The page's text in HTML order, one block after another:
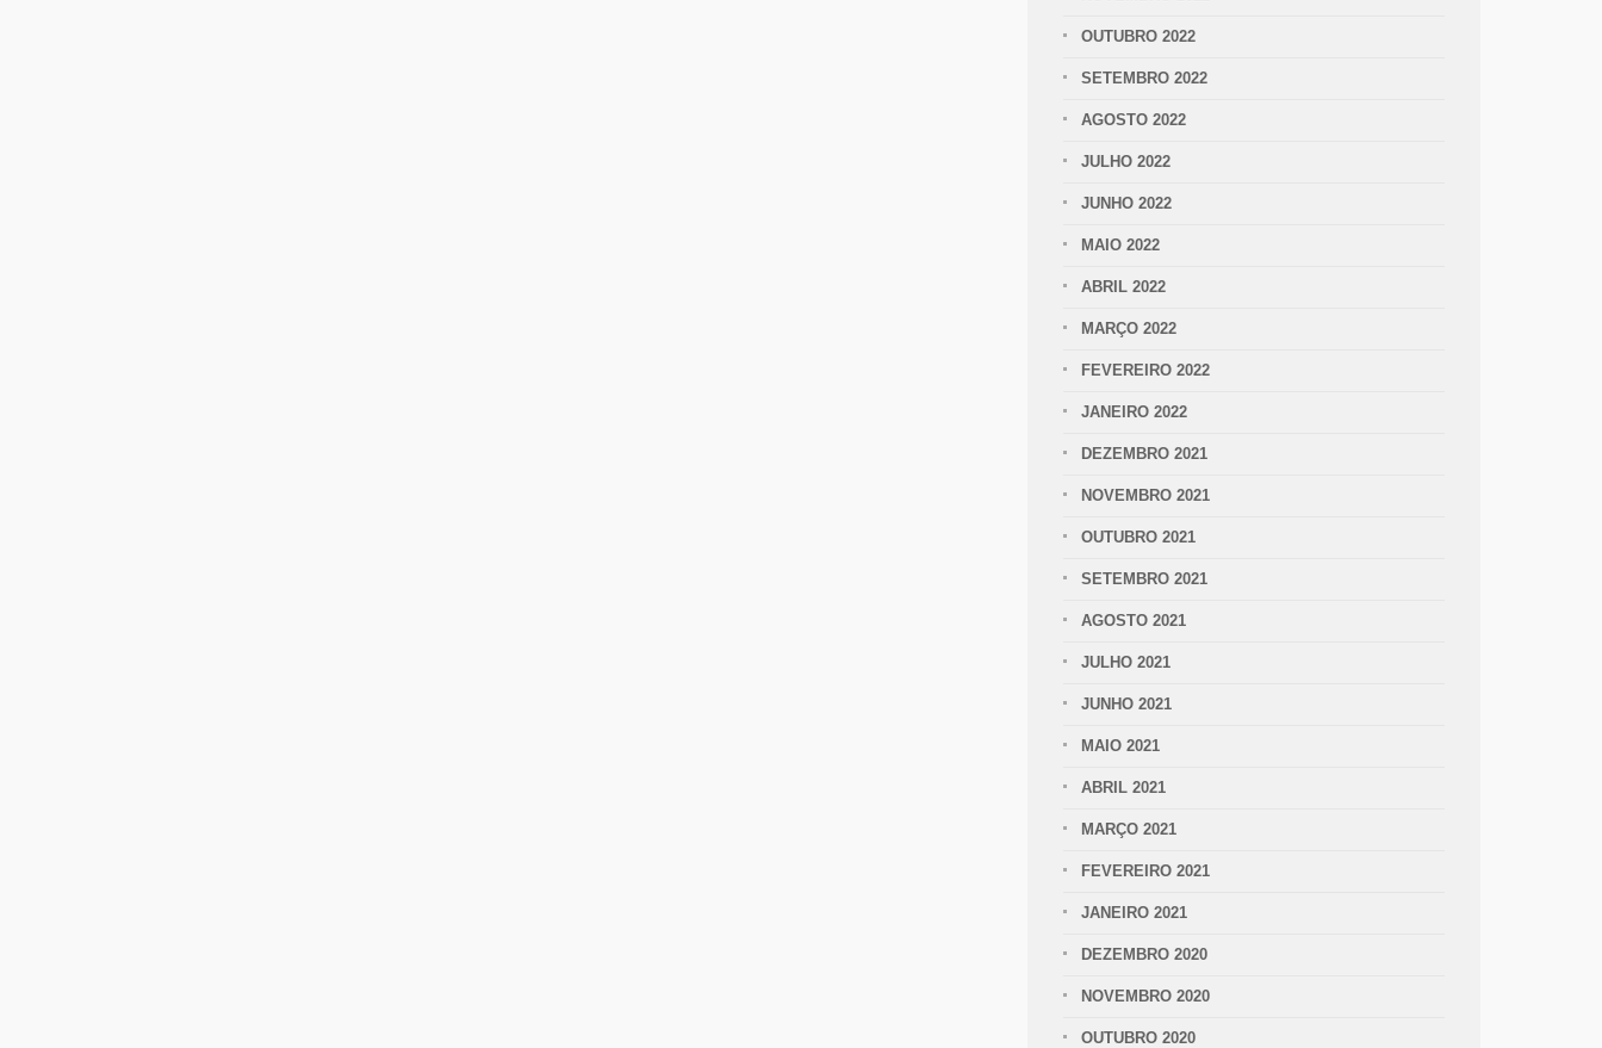
OUTUBRO 2022
SETEMBRO 2022
AGOSTO 2022
JULHO 2022
JUNHO 2022
MAIO 2022
ABRIL 2022
MARÇO 2022
FEVEREIRO 2022
JANEIRO 2022
DEZEMBRO 2021
NOVEMBRO 2021
OUTUBRO 2021
SETEMBRO 2021
AGOSTO 2021
JULHO 2021
JUNHO 2021
MAIO 2021
ABRIL 2021
MARÇO 2021
FEVEREIRO 2021
JANEIRO 2021
DEZEMBRO 2020
NOVEMBRO 2020
OUTUBRO 2020